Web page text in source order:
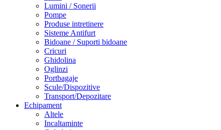
Lumini / Sonerii
Pompe
Produse intretinere
Sisteme Antifurt
Bidoane / Suporti bidoane
Cricuri
Ghidolina
Oglinzi
Portbagaje
Scule/Dispozitive
Transport/Depozitare
Echipament
Altele
Incaltaminte